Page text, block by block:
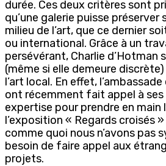
durée. Ces deux critères sont
qu’une galerie puisse préserver
milieu de l’art, que ce dernier
ou international. Grâce à un
persévérant, Charlie d’Hotman
(même si elle demeure
l’art local. En effet,
ont récemment fait appel à ses
expertise pour prendre en main
l’exposition « Regards croisés
comme quoi nous n’avons pas
besoin de faire appel aux
projets.